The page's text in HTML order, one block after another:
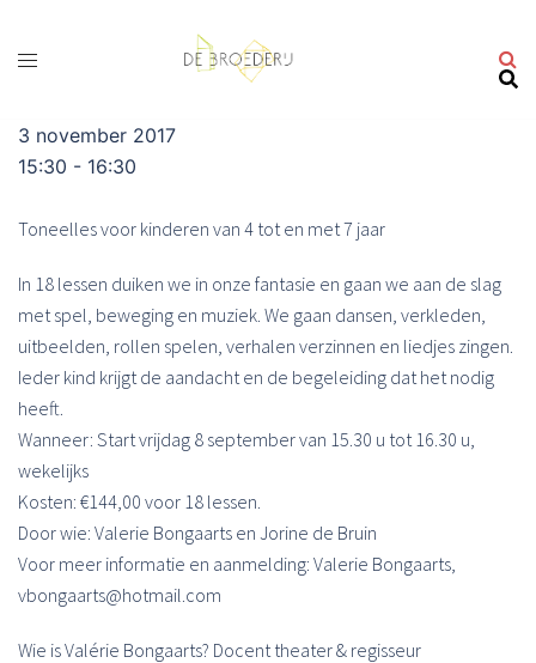
3 november 2017
15:30 - 16:30
Toneelles voor kinderen van 4 tot en met 7 jaar
In 18 lessen duiken we in onze fantasie en gaan we aan de slag
met spel, beweging en muziek. We gaan dansen, verkleden,
uitbeelden, rollen spelen, verhalen verzinnen en liedjes zingen.
Ieder kind krijgt de aandacht en de begeleiding dat het nodig
heeft.
Wanneer: Start vrijdag 8 september van 15.30 u tot 16.30 u,
wekelijks
Kosten: €144,00 voor 18 lessen.
Door wie: Valerie Bongaarts en Jorine de Bruin
Voor meer informatie en aanmelding: Valerie Bongaarts,
vbongaarts@hotmail.com
Wie is Valérie Bongaarts? Docent theater & regisseur